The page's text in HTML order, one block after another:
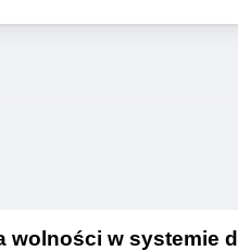
wolności w systemie